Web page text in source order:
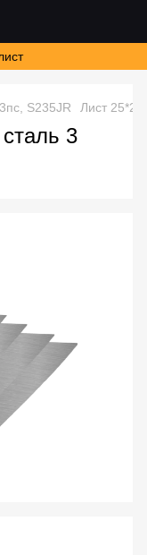
S235JR Лист
3